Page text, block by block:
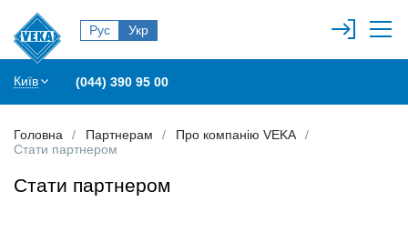
Рус Укр
Київ (044) 390 95 00
Головна Партнерам
Про компанію VEKA
Стати партнером
Стати партнером